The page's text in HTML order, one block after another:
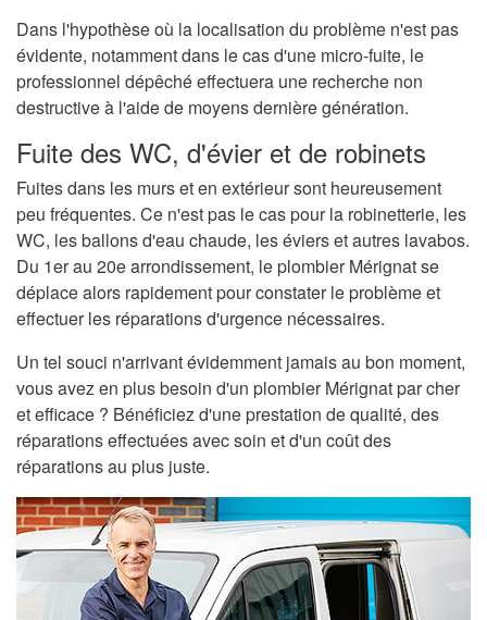
Dans l'hypothèse où la localisation du problème n'est pas
évidente, notamment dans le cas d'une micro-fuite, le
professionnel dépêché effectuera une recherche non
destructive à l'aide de moyens dernière génération.
Fuite des WC, d'évier et de robinets
Fuites dans les murs et en extérieur sont heureusement
peu fréquentes. Ce n'est pas le cas pour la robinetterie, les
WC, les ballons d'eau chaude, les éviers et autres lavabos.
Du 1er au 20e arrondissement, le plombier Mérignat se
déplace alors rapidement pour constater le problème et
effectuer les réparations d'urgence nécessaires.
Un tel souci n'arrivant évidemment jamais au bon moment,
vous avez en plus besoin d'un plombier Mérignat par cher
et efficace ? Bénéficiez d'une prestation de qualité, des
réparations effectuées avec soin et d'un coût des
réparations au plus juste.